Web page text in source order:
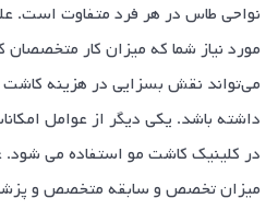
نواحی طاس در هر فرد متفاوت است.
مورد نیاز شما که میزان کار
داشته باشد. یکی دیگر از عوامل
در کلینیک کاشت مو استفاده می شود.
میزان تخصص و سابقه متخصص و